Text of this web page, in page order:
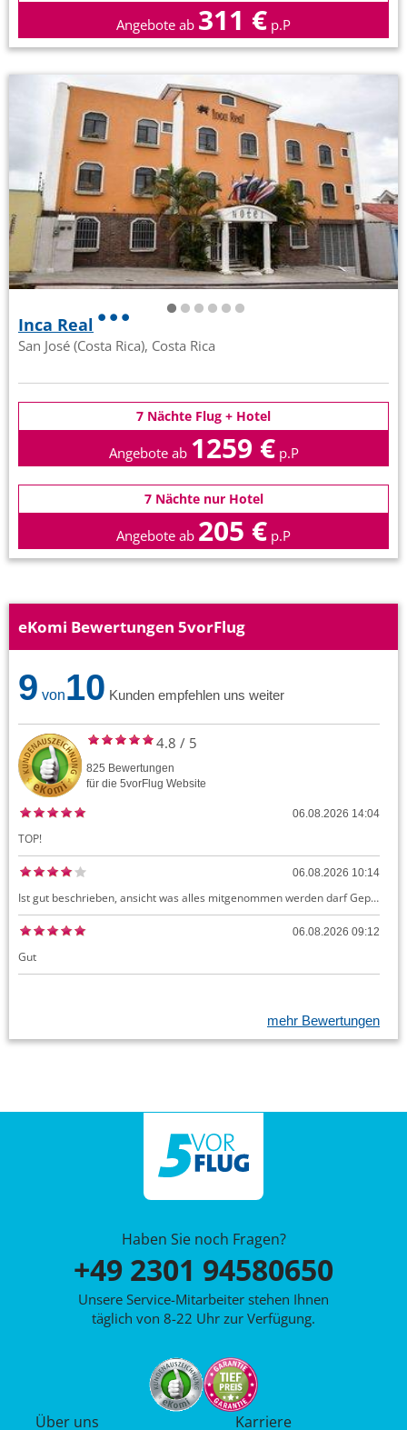
Angebote ab 311 € p.P
Inca Real
San José (Costa Rica), Costa Rica
7 Nächte Flug + Hotel
Angebote ab 1259 € p.P
7 Nächte nur Hotel
Angebote ab 205 € p.P
eKomi Bewertungen 5vorFlug
9 von10 Kunden empfehlen uns weiter
4.8 / 5
825 Bewertungen
für die 5vorFlug Website
06.08.2026 14:04
TOP!
06.08.2026 10:14
Ist gut beschrieben, ansicht was alles mitgenommen werden darf Gepäck dürfte auch kostenloses Handgepäck umfassen, ansonsten sehr easy zu machen
06.08.2026 09:12
Gut
mehr Bewertungen
Haben Sie noch Fragen?
+49 2301 94580650
Unsere Service-Mitarbeiter stehen Ihnen
täglich von 8-22 Uhr zur Verfügung.
Über uns Karriere